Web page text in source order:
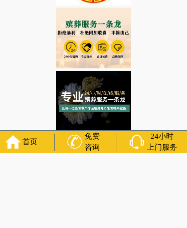
首页
免费
咨询
24小时
上门服务